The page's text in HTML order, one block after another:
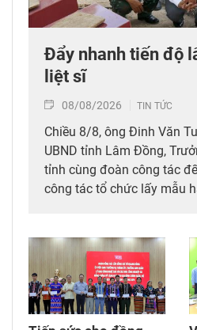
Đẩy nhanh tiến độ
liệt sĩ
08/08/2026 TIN TỨC
Chiều 8/8, ông Đinh Văn
UBND tỉnh Lâm Đồng,
tỉnh cùng đoàn công tác
công tác tổ chức lấy mẫu
thời tặng quà cho cán bộ,
công tác lấy mẫu tại đây.